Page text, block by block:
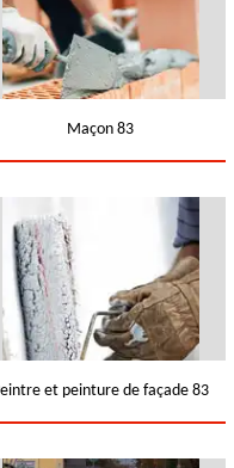
Maçon 83
et peinture de façade 83